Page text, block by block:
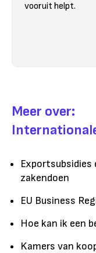
vooruit helpt.
Meer over:
zakendoen
EU Business
Hoe kan ik een
Kamers van